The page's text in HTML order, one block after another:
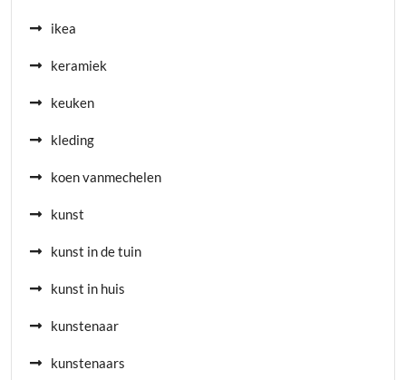
ikea
keramiek
keuken
kleding
koen vanmechelen
kunst
kunst in de tuin
kunst in huis
kunstenaar
kunstenaars